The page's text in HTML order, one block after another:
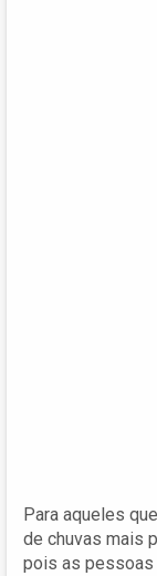
Para aqueles
de chuvas mais
pois as pessoas